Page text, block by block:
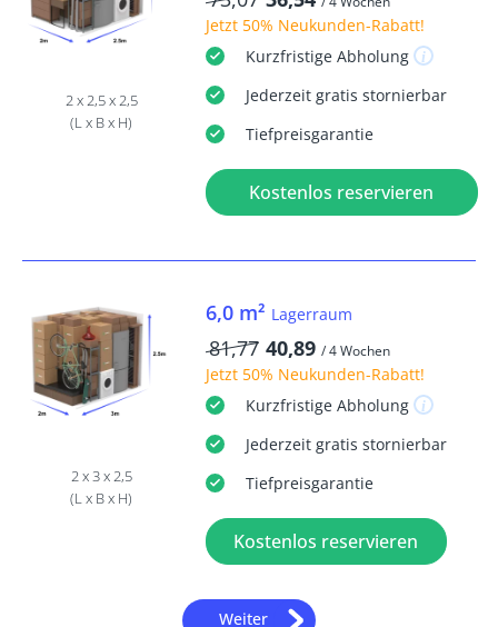
2 x 2,5 x 2,5
(L x B x H)
Jetzt 50% Neukunden-Rabatt!
KurzfristigeAbholung
Jederzeit gratis stornierbar
Tiefpreisgarantie
Kostenlos reservieren
2 x 3 x 2,5
(L x B x H)
6,0 m² Lagerraum
81,77 40,89 / 4 Wochen
Jetzt 50% Neukunden-Rabatt!
KurzfristigeAbholung
Jederzeit gratis stornierbar
Tiefpreisgarantie
Kostenlos reservieren
Weiter